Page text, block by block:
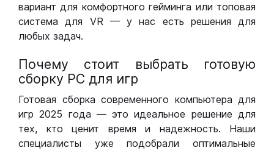
вариант для комфортного гейминга или топовая
система для VR — у нас есть решения для
любых задач.
Почему стоит выбрать готовую
сборку РС для игр
Готовая сборка современного компьютера для
игр 2025 года — это идеальное решение для
тех, кто ценит время и надежность. Наши
специалисты уже подобрали оптимальные